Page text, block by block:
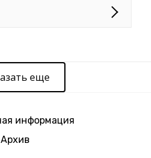
еще
информация
Архив